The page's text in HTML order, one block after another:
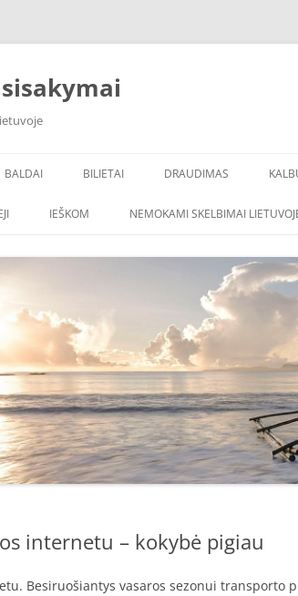
BALDAI BILIETAI DRAUDIMAS
IEŠKOM NEMOKAMI SKELBIMAI
internetu – kokybė pigiau
Besiruošiantys vasaros sezonui transporto